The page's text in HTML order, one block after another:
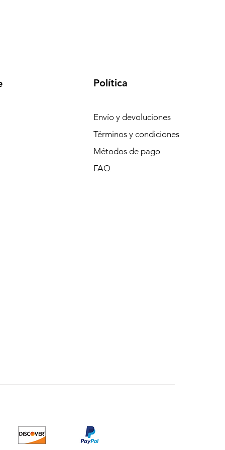
Política
Envío y devoluciones
Términos y condiciones
Métodos de pago
FAQ